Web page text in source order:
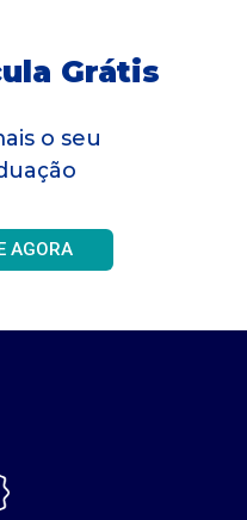
Grátis
o seu
AGORA